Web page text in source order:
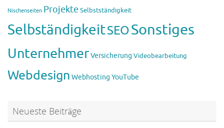
Nischenseiten Projekte Selbstständigkeit
SelbständigkeitSEOSonstiges
UnternehmerVersicherung Videobearbeitung
Webdesign Webhosting YouTube
Neueste Beiträge